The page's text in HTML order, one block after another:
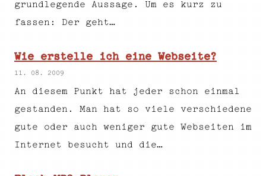
grundlegende Aussage. Um es kurz zu
fassen: Der geht…
Wie erstelle ich eine Webseite?
11. 08. 2009
An diesem Punkt hat jeder schon einmal
gestanden. Man hat so viele verschiedene
gute oder auch weniger gute Webseiten im
Internet besucht und die…